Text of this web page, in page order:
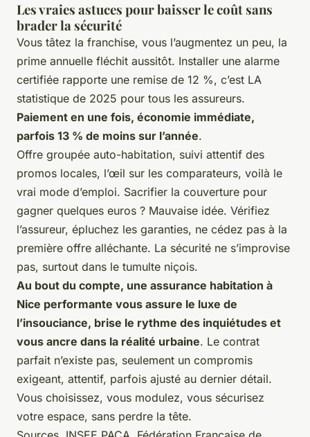
Les vraies astuces pour baisser le coût sans
brader la sécurité
Vous tâtez la franchise, vous l’augmentez un peu, la
prime annuelle fléchit aussitôt. Installer une alarme
certifiée rapporte une remise de 12 %, c’est LA
statistique de 2025 pour tous les assureurs.
Paiement en une fois, économie immédiate,
parfois 13 % de moins sur l’année.
Offre groupée auto-habitation, suivi attentif des
promos locales, l’œil sur les comparateurs, voilà le
vrai mode d’emploi. Sacrifier la couverture pour
gagner quelques euros ? Mauvaise idée. Vérifiez
l’assureur, épluchez les garanties, ne cédez pas à la
première offre alléchante. La sécurité ne s’improvise
pas, surtout dans le tumulte niçois.
Au bout du compte, une assurance habitation à
Nice performante vous assure le luxe de
l’insouciance, brise le rythme des inquiétudes et
vous ancre dans la réalité urbaine. Le contrat
parfait n’existe pas, seulement un compromis
exigeant, attentif, parfois ajusté au dernier détail.
Vous choisissez, vous modulez, vous sécurisez
votre espace, sans perdre la tête.